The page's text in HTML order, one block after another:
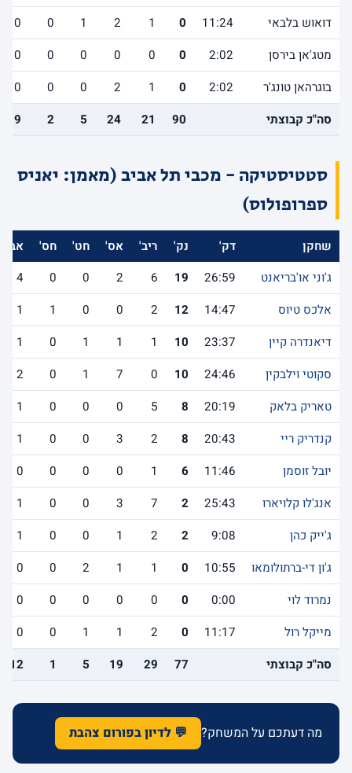
דואוש בלבאי
11:24
0
1
2
1
0
0
מטג'אן בירסן
2:02
0
0
0
0
0
0
בוגרהאן טונג'ר
2:02
0
1
2
0
0
0
סה"כ קבוצתי
90
21
24
5
2
9
סטטיסטיקה - מכבי תל אביב (מאמן: יאניס
ספרופולוס)
שחקן דק' נק' ריב' אס' חט' חס'
אב'
ג'וני או'בריאנט
26:59
19
6
2
0
0
4
אלכס טיוס
14:47
12
2
0
0
1
1
דיאנדרה קיין
23:37
10
1
1
1
0
1
סקוטי וילבקין
24:46
10
0
7
1
0
2
טאריק בלאק
20:19
8
5
0
0
0
1
קנדריק ריי
20:43
8
2
3
0
0
1
יובל זוסמן
11:46
6
1
0
0
0
0
אנג'לו קלויארו
25:43
2
7
3
0
0
1
ג'ייק כהן
9:08
2
2
1
0
0
1
ג'ון די-ברתולומאו
10:55
0
1
1
2
0
0
נמרוד לוי
0:00
0
0
0
0
0
0
מייקל רול
11:17
0
2
1
1
0
0
סה"כ קבוצתי
77
29
19
5
1
12
מה דעתכם על המשחק? 💬 לדיון בפורום צהבת